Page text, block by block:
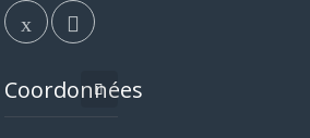
Coordonnées